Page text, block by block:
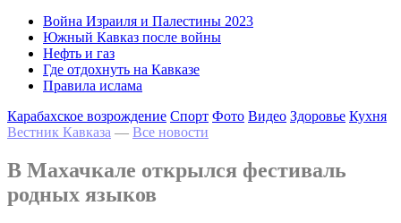
Война Израиля и Палестины 2023
Южный Кавказ после войны
Нефть и газ
Где отдохнуть на Кавказе
Правила ислама
Карабахское возрождение Спорт Фото Видео Здоровье Кухня
Вестник Кавказа — Все новости
В Махачкале открылся фестиваль
родных языков